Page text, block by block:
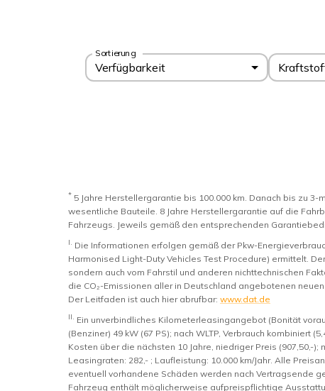
Sortierung
Verfügbarkeit
* 5 Jahre Herstellergarantie bis 100.000 km. Danach bis zu
wesentliche Bauteile. 8 Jahre Herstellergarantie auf die
Fahrzeugs. Jeweils gemäß den entsprechenden
I. Die Informationen erfolgen gemäß der Pkw-
Harmonised Light-Duty Vehicles Test Procedure) ermittelt.
sondern auch vom Fahrstil und anderen nichttechnischen
die CO₂-Emissionen aller in Deutschland angebotenen
Der Leitfaden ist auch hier abrufbar: www.dat.de
II. Ein unverbindliches Kilometerleasingangebot (Bonität
(Benziner) 49 kW (67 PS); nach WLTP, Verbrauch kombiniert
Kosten über die nächsten 10 Jahre, niedriger Preis (907,50,-
Leasingraten: 282,- ; Laufleistung: 10.000 km/Jahr. Alle
eventuell vorhandene Schäden werden nach Vertragsende
Fahrzeug enthält möglicherweise aufpreispflichtige